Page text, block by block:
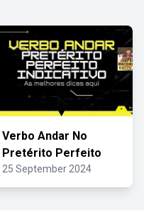
Verbo Andar No
Pretérito Perfeito
25 September 2024